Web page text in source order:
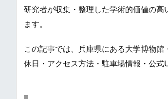
研究者が収集・整理した学術的価値の
ます。
この記事では、兵庫県にある大学博物
休日・アクセス方法・駐車場情報・公式